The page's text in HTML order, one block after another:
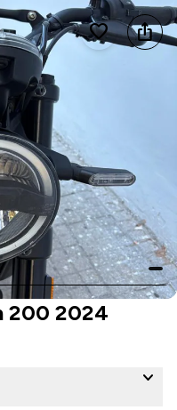
favorite ios_share
200 2024
expand_more